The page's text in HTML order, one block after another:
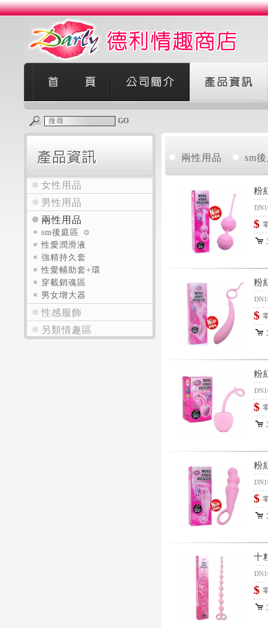
GO
女性用品
男性用品
兩性用品
sm後庭區
性愛潤滑液
強精持久套
性愛輔助套+環
穿載銷魂區
男女增大器
性感服飾
另類情趣區
兩性用品 sm
粉
$
粉
$
粉
$
粉
$
十
$